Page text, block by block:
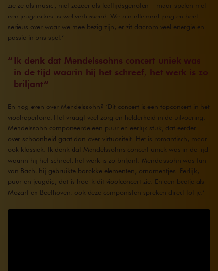
zie ze als musici, niet zozeer als leeftijdsgenoten – maar spelen met
een jeugdorkest is wel verfrissend. We zijn allemaal jong en heel
serieus over waar we mee bezig zijn, er zit daarom veel energie en
passie in ons spel.’
Ik denk dat Mendelssohns concert uniek was
in de tijd waarin hij het schreef, het werk is zo
briljant
En nog even over Mendelssohn? ‘Dit concert is een topconcert in het
vioolrepertoire. Het vraagt veel zorg en helderheid in de uitvoering.
Mendelssohn componeerde een puur en eerlijk stuk, dat eerder
over schoonheid gaat dan over virtuositeit. Het is romantisch, maar
ook klassiek. Ik denk dat Mendelssohns concert uniek was in de tijd
waarin hij het schreef, het werk is zo briljant. Mendelssohn was fan
van Bach, hij gebruikte barokke elementen, ornamentjes. Eerlijk,
puur en jeugdig, dat is hoe ik dit vioolconcert zie. En een beetje als
Mozart en Beethoven: ook deze componisten spreken direct tot je.’